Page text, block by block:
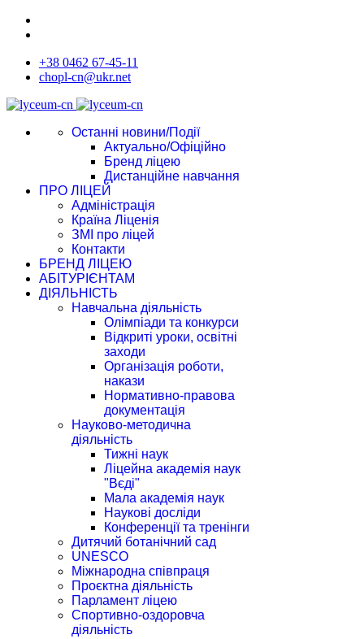
+38 0462 67-45-11
chopl-cn@ukr.net
Останні новини/Події
Актуально/Офіційно
Бренд ліцею
Дистанційне навчання
ПРО ЛІЦЕЙ
Адміністрація
Країна Ліценія
ЗМІ про ліцей
Контакти
БРЕНД ЛІЦЕЮ
АБІТУРІЄНТАМ
ДІЯЛЬНІСТЬ
Навчальна діяльність
Олімпіади та конкурси
Відкриті уроки, освітні
заходи
Організація роботи,
накази
Нормативно-правова
документація
Науково-методична
діяльність
Тижні наук
Ліцейна академія наук
"Вєді"
Мала академія наук
Наукові досліди
Конференції та тренінги
Дитячий ботанічний сад
UNESCO
Міжнародна співпраця
Проєктна діяльність
Парламент ліцею
Спортивно-оздоровча
діяльність